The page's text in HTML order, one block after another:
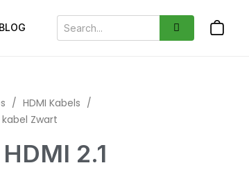
BLOG
/ HDMI Kabels /
kabel Zwart
2.1